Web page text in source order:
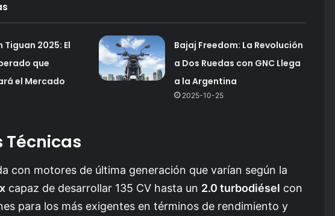
2025: El
que
el Mercado
Bajaj Freedom: La Revolución
a Dos Ruedas con GNC Llega
a la Argentina
2025-10-25
con motores de última generación que varían según la
capaz de desarrollar 135 CV hasta un 2.0 turbodiésel con
para los más exigentes en términos de rendimiento y